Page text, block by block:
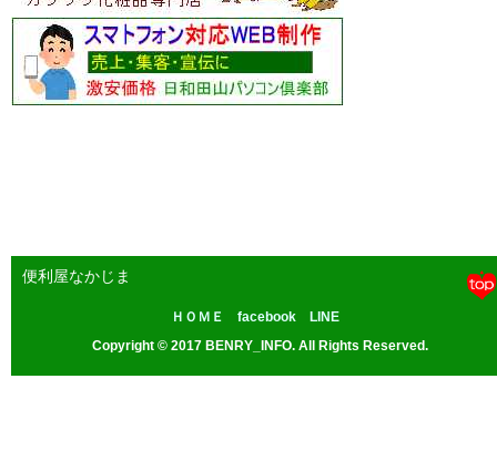
便利屋なかじま
ＨＯＭＥ facebook
LINE
Copyright © 2017 BENRY_INFO. All Rights Reserved.